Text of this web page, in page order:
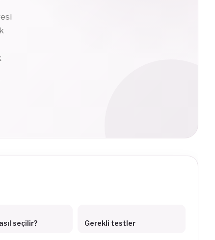
seçilir? Gerekli testler